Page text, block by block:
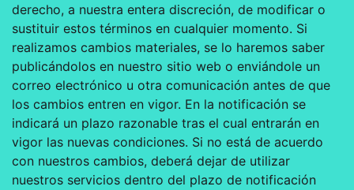
derecho, a nuestra entera discreción, de modificar o
sustituir estos términos en cualquier momento. Si
realizamos cambios materiales, se lo haremos saber
publicándolos en nuestro sitio web o enviándole un
correo electrónico u otra comunicación antes de que
los cambios entren en vigor. En la notificación se
indicará un plazo razonable tras el cual entrarán en
vigor las nuevas condiciones. Si no está de acuerdo
con nuestros cambios, deberá dejar de utilizar
nuestros servicios dentro del plazo de notificación